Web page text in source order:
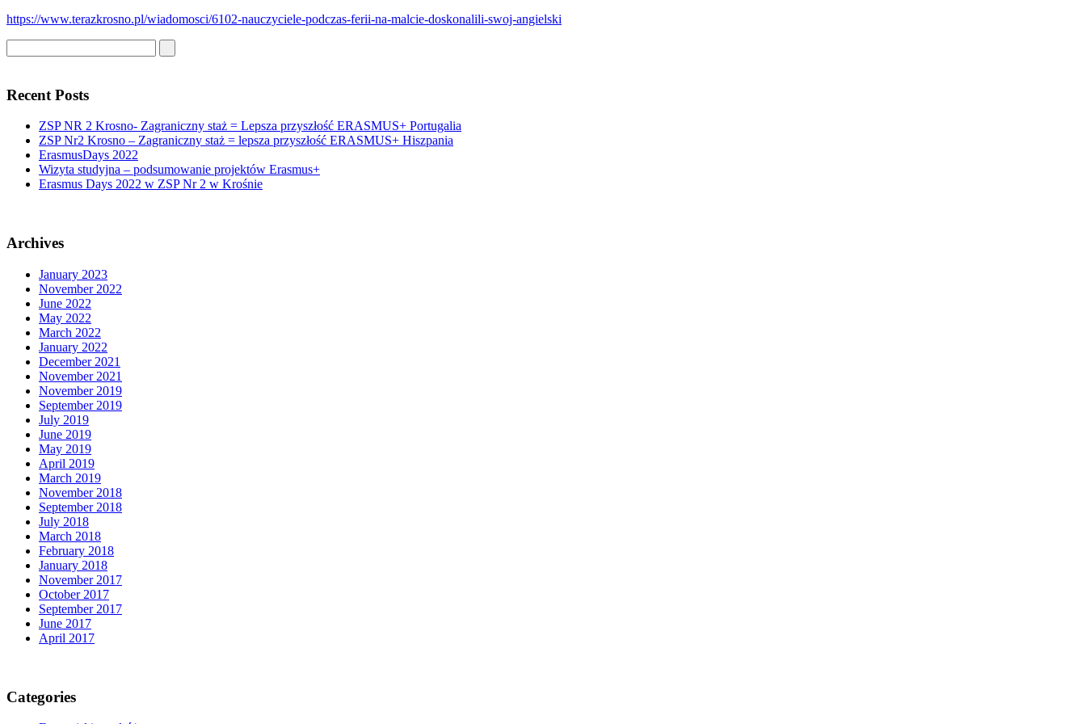
https://www.terazkrosno.pl/wiadomosci/6102-nauczyciele-podczas-ferii-na-malcie-doskonalili-swoj-angielski
Recent Posts
ZSP NR 2 Krosno- Zagraniczny staż = Lepsza przyszłość ERASMUS+ Portugalia
ZSP Nr2 Krosno – Zagraniczny staż = lepsza przyszłość ERASMUS+ Hiszpania
ErasmusDays 2022
Wizyta studyjna – podsumowanie projektów Erasmus+
Erasmus Days 2022 w ZSP Nr 2 w Krośnie
Archives
January 2023
November 2022
June 2022
May 2022
March 2022
January 2022
December 2021
November 2021
November 2019
September 2019
July 2019
June 2019
May 2019
April 2019
March 2019
November 2018
September 2018
July 2018
March 2018
February 2018
January 2018
November 2017
October 2017
September 2017
June 2017
April 2017
Categories